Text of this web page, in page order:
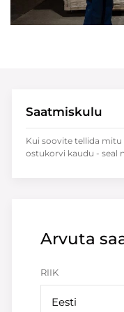
Arvuta
RIIK
Eesti
Saatmiskulu
Kui soovite tellida
ostukorvi kaudu - seal